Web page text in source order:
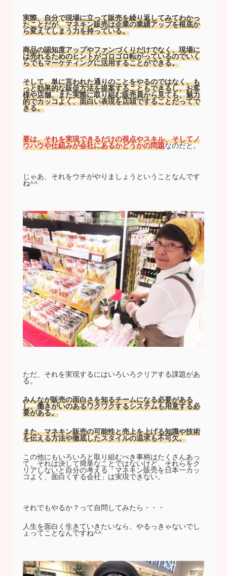
実際、自分で現場に立って販売を繰り返してみてわかっ
たことだが、マネキン販売は企業の業績アップを根底か
ら変えてしまう力を持っている。
商品の認知度アップやファンづくりだけでなく、現場に
は売れるためのヒントがゴロゴロ転がっているのでいく
らでもマーケティングに活用することができる。
そして、単に言われた通りのことをやるのではなく、も
っと効果的な販促方法を提案することもできるし、お客
様や店舗、また実際に取り組む販売員から見ても、魅力
的でカッコよく、面白い表現を店頭ですることだってで
きる。
要は、それを実現できるだけの視点やスキル、そしてノ
ウハウや仕組みが会社にあるかどうかの問題なのだと。
じゃあ、それをウチがやりましょうということなんです
ね^^
ただ、それを実現するにはいろいろクリアする課題があ
る。
みんなが販売の面白さを知るチームになる必要がある
し、働きがいのあるワクワクするシステムも用意する必
要がある。
また、マネキン販売の可能性と売上を上げる知識や技術
を伝える方法や徹底したスタイルの追求も不可欠。
この他にもいろいろと取り組むべき事柄はたくさんあっ
て、それは決して簡単なことではないけど、それらをク
リアしないと自分の考える「マネキン販売を日本一カッ
コよく、面白くする会社」は実現できない。
それでもやるか？って自問してみたら・・・
人生を面白く生きていきたいなら、やるっきゃないでし
ょってことなんですね^^